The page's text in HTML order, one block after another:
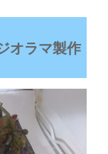
オラマ製作